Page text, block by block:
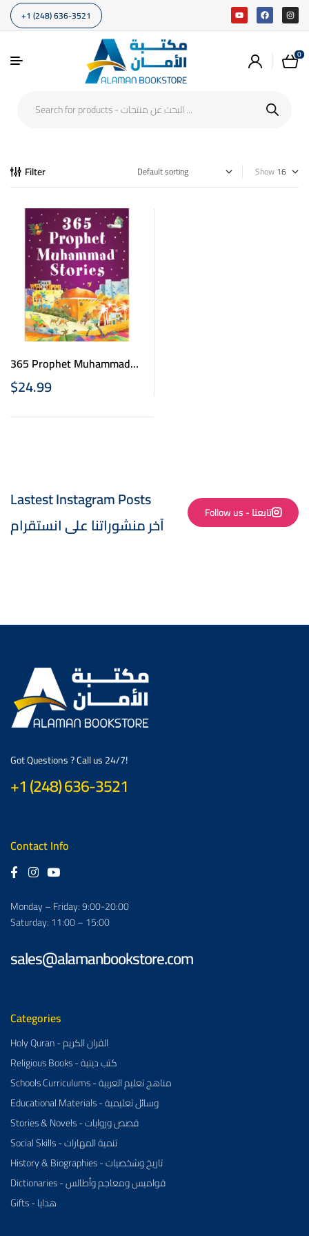
+1 (248) 636-3521
0
Filter Show
365 Prophet Muhammad
Stories
$24.99
Lastest Instagram Posts
آخر منشوراتنا على انستقرام
Follow us - تابعنا
Got Questions ? Call us 24/7!
+1 (248) 636-3521
Contact Info
Monday – Friday: 9:00-20:00
Saturday: 11:00 – 15:00
sales@alamanbookstore.com
Categories
Holy Quran - القران الكريم
Religious Books - كتب دينية
Schools Curriculums - مناهج تعليم العربية
Educational Materials - وسائل تعليمية
Stories & Novels - قصص وروايات
Social Skills - تنمية المهارات
History & Biographies - تاريخ وشخصيات
Dictionaries - قواميس ومعاجم وأطالس
Gifts - هدايا